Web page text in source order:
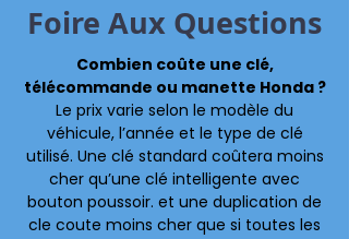
Foire Aux Questions
Combien coûte une clé,
télécommande ou manette Honda ?
Le prix varie selon le modèle du
véhicule, l’année et le type de clé
utilisé. Une clé standard coûtera moins
cher qu’une clé intelligente avec
bouton poussoir. et une duplication de
cle coute moins cher que si toutes les